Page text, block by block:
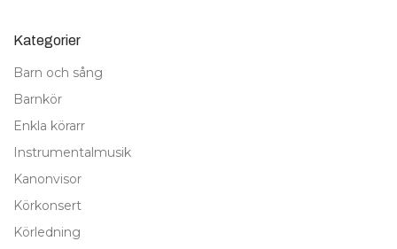
Kategorier
Barn och sång
Barnkör
Enkla körarr
Instrumentalmusik
Kanonvisor
Körkonsert
Körledning